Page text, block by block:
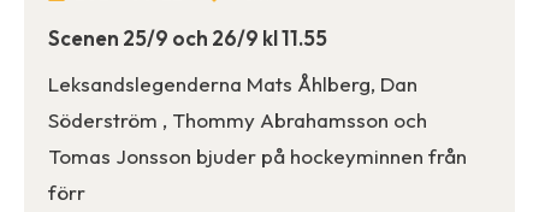
Scenen 25/9 och 26/9 kl 11.55
Leksandslegenderna Mats Åhlberg, Dan
Söderström , Thommy Abrahamsson och
Tomas Jonsson bjuder på hockeyminnen från
förr